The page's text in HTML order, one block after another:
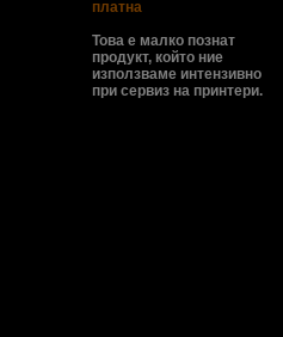
платна
Това е малко познат
продукт, който ние
използваме интензивно
при сервиз на принтери.